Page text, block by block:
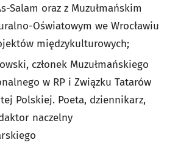
Salam oraz z Muzułmańskim
Oświatowym we Wrocławiu
międzykulturowych;
członek Muzułmańskiego
w RP i Związku Tatarów
Polskiej. Poeta, dziennikarz,
naczelny